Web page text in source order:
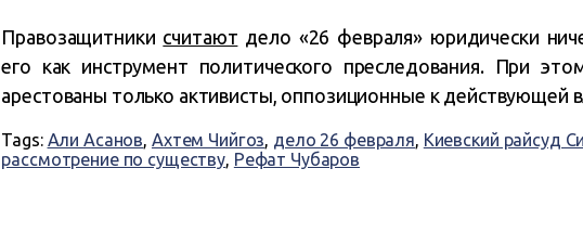
Правозащитники считают дело «26 февраля» юридически
его как инструмент политического преследования. При
арестованы только активисты, оппозиционные к действующей
Tags: Али Асанов, Ахтем Чийгоз, дело 26 февраля, Киевский райсуд
рассмотрение по существу, Рефат Чубаров